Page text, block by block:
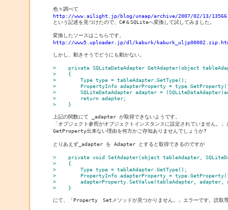
http://www.ailight.jp/blog/unaap/archive/2007/02/13/
http://www5.uploader.jp/dl/kaburk/
しかし、動きそうでどうにも動かない。
>    private SQLiteDataAdapter GetAdapter(object
>    {
>        Type type = tableAdapter.GetType();
>        PropertyInfo adapterProperty =
>        SQLiteDataAdapter adapter =
>        return adapter;
>    }
上記の関数にて _adapter が取得できないようです。
「オブジェクト参照がオブジェクトインスタンスに設定されていません。
GetProperty出来ない理由を何方かご存知ありませんでしょうか?
とりあえず_adapter を Adapter とすると取得できるのですが
>    private void SetAdapter(object tableAdapter,
>    {
>        Type type = tableAdapter.GetType();
>        PropertyInfo adapterProperty =
>        adapterProperty.SetValue(tableAdapter,
>    }
にて、「Property　Setメソッドが見つかりません。」エラーです。読取